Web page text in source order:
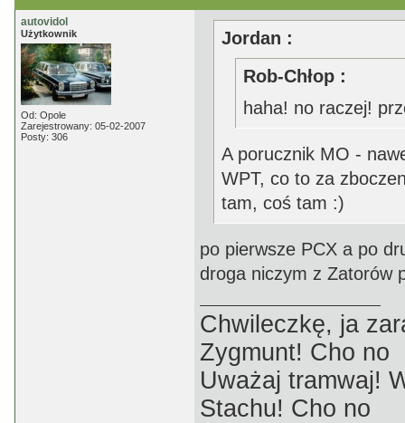
autovidol
Użytkownik
Od: Opole
Zarejestrowany: 05-02-2007
Posty: 306
Jordan :
Rob-Chłop :
haha! no raczej!
A porucznik MO -
WPT, co to za
tam, coś tam :)
po pierwsze PCX a po
droga niczym z Zatorów
Chwileczkę, ja
Zygmunt! Cho no
Uważaj tramwaj!
Stachu! Cho no